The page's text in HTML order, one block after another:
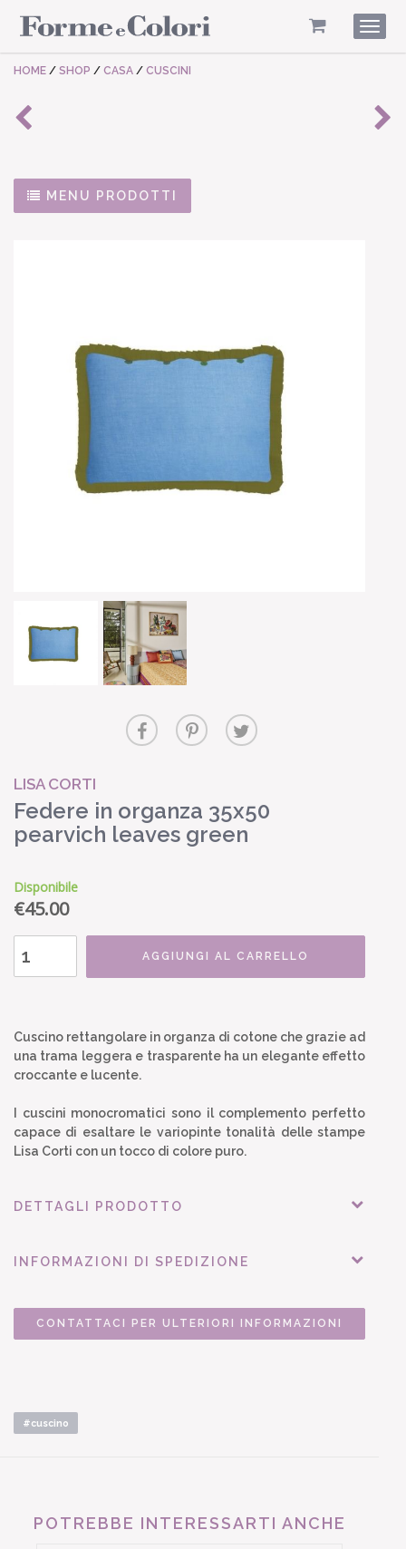
HOME / SHOP / CASA / CUSCINI
MENU PRODOTTI
LISA CORTI
Federe in organza 35x50
pearvich leaves green
Disponibile
€45.00
AGGIUNGI AL CARRELLO
Cuscino rettangolare in organza di cotone che grazie ad
una trama leggera e trasparente ha un elegante effetto
croccante e lucente.
I cuscini monocromatici sono il complemento perfetto
capace di esaltare le variopinte tonalità delle stampe
Lisa Corti con un tocco di colore puro.
DETTAGLI PRODOTTO
INFORMAZIONI DI SPEDIZIONE
CONTATTACI PER ULTERIORI INFORMAZIONI
#cuscino
POTREBBE INTERESSARTI ANCHE